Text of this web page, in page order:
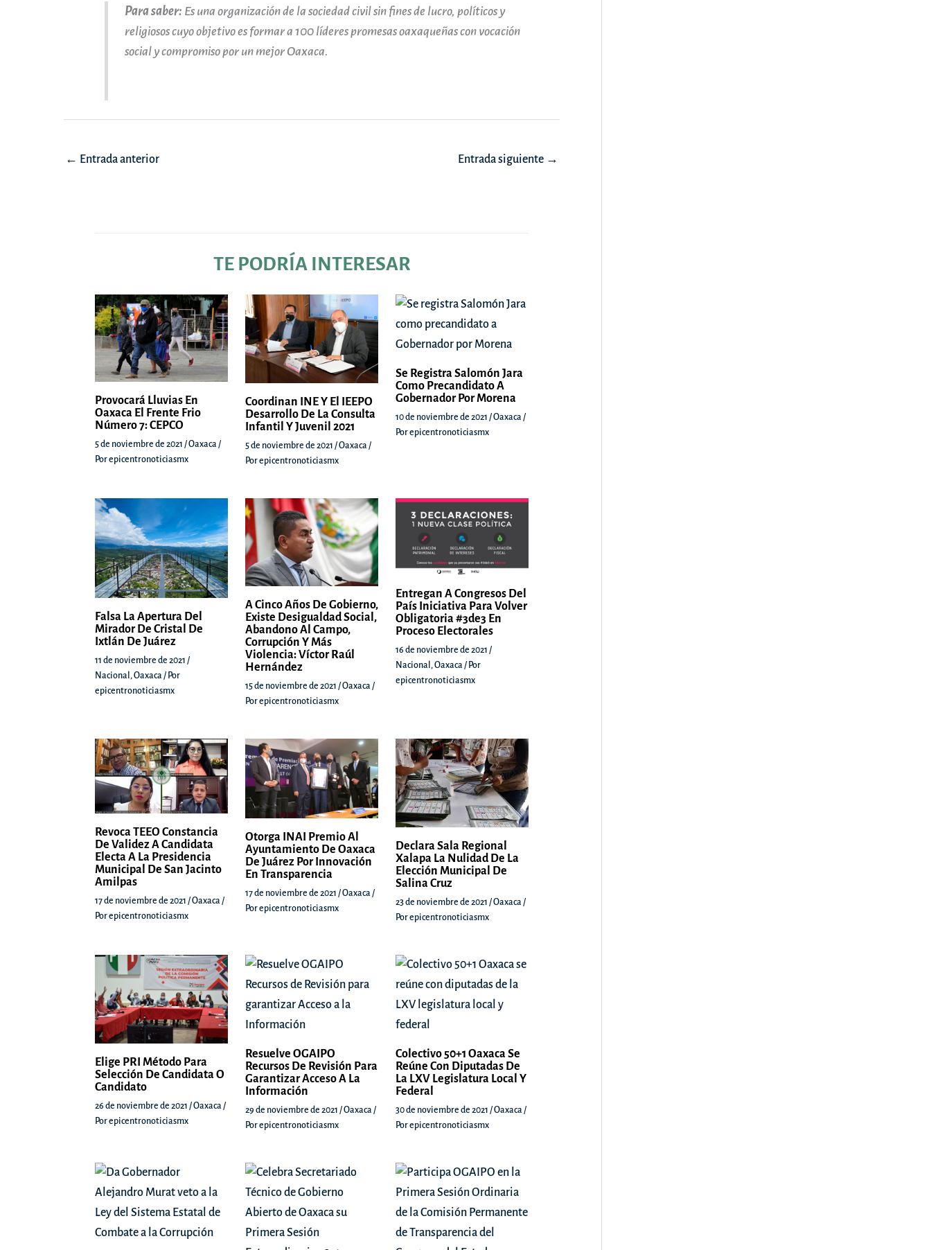
Para saber: Es una organización de la sociedad civil sin fines de lucro, políticos y
religiosos cuyo objetivo es formar a 100 líderes promesas oaxaqueñas con vocación
social y compromiso por un mejor Oaxaca.
Navegación
← Entrada anterior Entrada siguiente →
TE PODRÍA INTERESAR
Provocará Lluvias En
Oaxaca El Frente Frio
Número 7: CEPCO
5 de noviembre de 2021 /Oaxaca /
Porepicentronoticiasmx
Coordinan INE Y El IEEPO
Desarrollo De La Consulta
Infantil Y Juvenil 2021
5 de noviembre de 2021 /Oaxaca /
Porepicentronoticiasmx
Se Registra Salomón Jara
Como Precandidato A
Gobernador Por Morena
10 de noviembre de 2021 /Oaxaca /
Porepicentronoticiasmx
Falsa La Apertura Del
Mirador De Cristal De
Ixtlán De Juárez
11 de noviembre de 2021 /
Nacional , Oaxaca / Por
epicentronoticiasmx
A Cinco Años De Gobierno,
Existe Desigualdad Social,
Abandono Al Campo,
Corrupción Y Más
Violencia: Víctor Raúl
Hernández
15 de noviembre de 2021/Oaxaca /
Porepicentronoticiasmx
Entregan A Congresos Del
País Iniciativa Para Volver
Obligatoria #3de3 En
Proceso Electorales
16 de noviembre de 2021/
Nacional ,Oaxaca / Por
epicentronoticiasmx
Revoca TEEO Constancia
De Validez A Candidata
Electa A La Presidencia
Municipal De San Jacinto
Amilpas
17 de noviembre de 2021 /Oaxaca /
Porepicentronoticiasmx
Otorga INAI Premio Al
Ayuntamiento De Oaxaca
De Juárez Por Innovación
En Transparencia
17 de noviembre de 2021/Oaxaca /
Porepicentronoticiasmx
Declara Sala Regional
Xalapa La Nulidad De La
Elección Municipal De
Salina Cruz
23 de noviembre de 2021/Oaxaca /
Porepicentronoticiasmx
Elige PRI Método Para
Selección De Candidata O
Candidato
26 de noviembre de 2021 /Oaxaca /
Porepicentronoticiasmx
Resuelve OGAIPO
Recursos De Revisión Para
Garantizar Acceso A La
Información
29 de noviembre de 2021/Oaxaca /
Porepicentronoticiasmx
Colectivo 50+1 Oaxaca Se
Reúne Con Diputadas De
La LXV Legislatura Local Y
Federal
30 de noviembre de 2021/Oaxaca /
Porepicentronoticiasmx